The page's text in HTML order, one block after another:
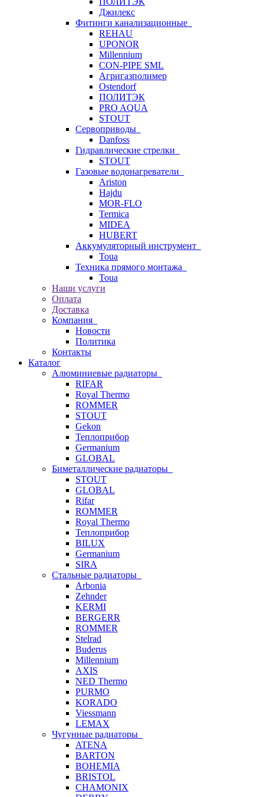
Джилекс
Фитинги канализационные
REHAU
UPONOR
Millennium
CON-PIPE SML
Агригазполимер
Ostendorf
ПОЛИТЭК
PRO AQUA
STOUT
Сервоприводы
Danfoss
Гидравлические стрелки
STOUT
Газовые водонагреватели
Ariston
Hajdu
MOR-FLO
Termica
MIDEA
HUBERT
Аккумуляторный инструмент
Toua
Техника прямого монтажа
Toua
Наши услуги
Оплата
Доставка
Компания
Новости
Политика
Контакты
Каталог
Алюминиевые радиаторы
RIFAR
Royal Thermo
ROMMER
STOUT
Gekon
Теплоприбор
Germanium
GLOBAL
Биметаллические радиаторы
STOUT
GLOBAL
Rifar
ROMMER
Royal Thermo
Теплоприбор
BILUX
Germanium
SIRA
Стальные радиаторы
Arbonia
Zehnder
KERMI
BERGERR
ROMMER
Stelrad
Buderus
Millennium
AXIS
NED Thermo
PURMO
KORADO
Viessmann
LEMAX
Чугунные радиаторы
ATENA
BARTON
BOHEMIA
BRISTOL
CHAMONIX